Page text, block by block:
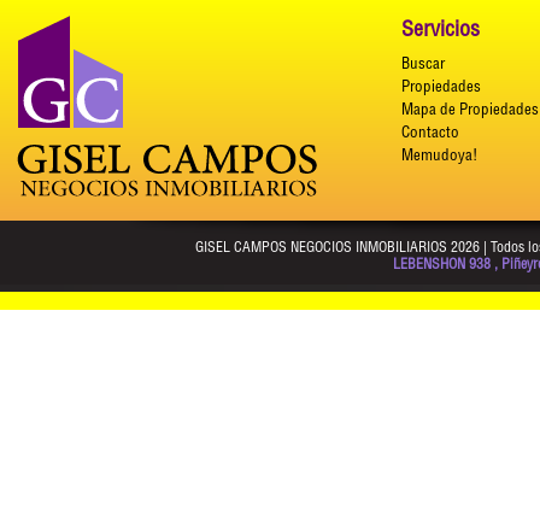
Servicios
Buscar
Propiedades
Mapa de Propiedades
Contacto
Memudoya!
GISEL CAMPOS NEGOCIOS INMOBILIARIOS 2026 | Todos
LEBENSHON 938 ,